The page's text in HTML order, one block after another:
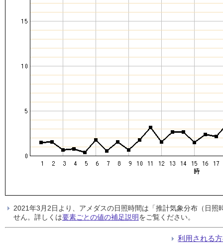
2021年3月2日より、アメダスの日照時間は「推計気象分布（日
せん。詳しくは要素ごとの値の補足説明をご覧ください。
利用される